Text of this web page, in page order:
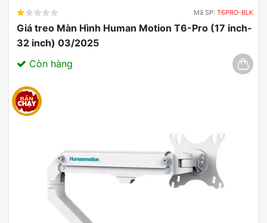
Mã SP: T6PRO-BLK
Giá treo Màn Hình Human Motion T6-Pro (17 inch-
32 inch) 03/2025
Còn hàng